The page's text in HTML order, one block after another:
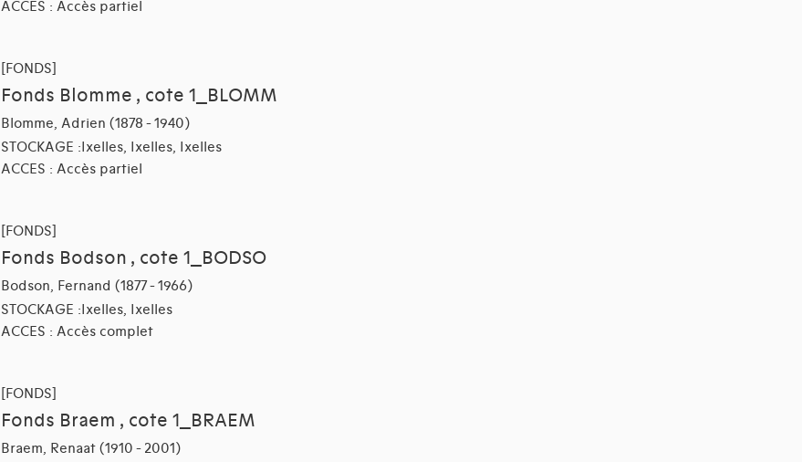
ACCES : Accès partiel
[FONDS]
Fonds Blomme , cote 1_BLOMM
Blomme, Adrien (1878 - 1940)
STOCKAGE :Ixelles, Ixelles, Ixelles
ACCES : Accès partiel
[FONDS]
Fonds Bodson , cote 1_BODSO
Bodson, Fernand (1877 - 1966)
STOCKAGE :Ixelles, Ixelles
ACCES : Accès complet
[FONDS]
Fonds Braem , cote 1_BRAEM
Braem, Renaat (1910 - 2001)